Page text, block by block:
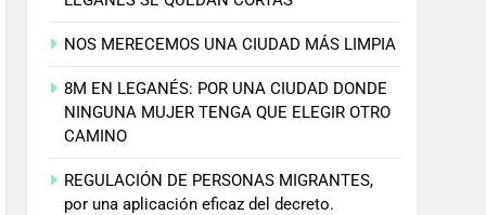
NOS MERECEMOS UNA CIUDAD MÁS LIMPIA
8M EN LEGANÉS: POR UNA CIUDAD DONDE
NINGUNA MUJER TENGA QUE ELEGIR OTRO
CAMINO
REGULACIÓN DE PERSONAS MIGRANTES,
por una aplicación eficaz del decreto.